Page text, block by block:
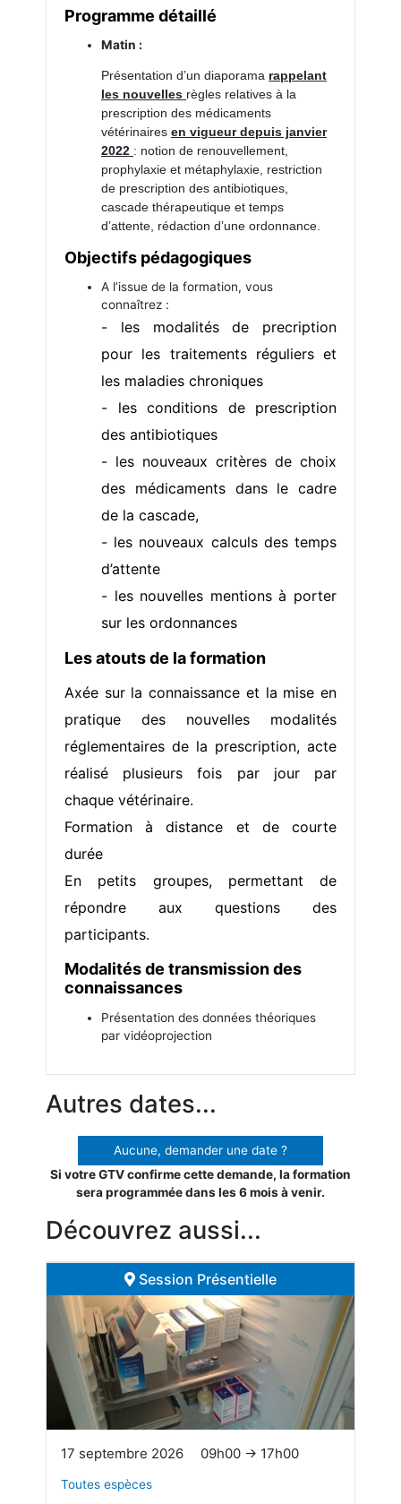
Programme détaillé
Matin :
Présentation d’un diaporama rappelant
les nouvelles règles relatives à la
prescription des médicaments
vétérinairesen vigueur depuis janvier
2022 : notion de renouvellement,
prophylaxie et métaphylaxie, restriction
de prescription des antibiotiques,
cascade thérapeutique et temps
d’attente, rédaction d’une ordonnance.
Objectifs pédagogiques
A l’issue de la formation, vous
connaîtrez :
- les modalités de precription
pour les traitements réguliers et
les maladies chroniques
- les conditions de prescription
des antibiotiques
- les nouveaux critères de choix
des médicaments dans le cadre
de la cascade,
- les nouveaux calculs des temps
d’attente
- les nouvelles mentions à porter
sur les ordonnances
Les atouts de la formation
Axée sur la connaissance et la mise en
pratique des nouvelles modalités
réglementaires de la prescription, acte
réalisé plusieurs fois par jour par
chaque vétérinaire.
Formation à distance et de courte
durée
En petits groupes, permettant de
répondre aux questions des
participants.
Modalités de transmission des
connaissances
Présentation des données théoriques
par vidéoprojection
Autres dates...
Aucune, demander une date ?
Si votre GTV confirme cette demande, la formation
sera programmée dans les 6 mois à venir.
Découvrez aussi...
Session Présentielle
17 septembre 2026 09h00 → 17h00
Toutes espèces